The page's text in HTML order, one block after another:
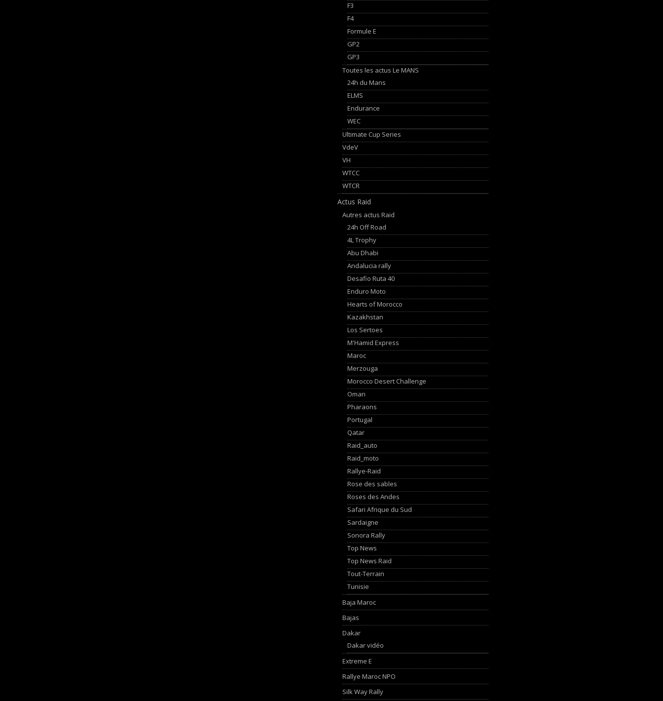
F3
F4
Formule E
GP2
GP3
Toutes les actus Le MANS
24h du Mans
ELMS
Endurance
WEC
Ultimate Cup Series
VdeV
VH
WTCC
WTCR
Actus Raid
Autres actus Raid
24h Off Road
4L Trophy
Abu Dhabi
Andalucia rally
Desafio Ruta 40
Enduro Moto
Hearts of Morocco
Kazakhstan
Los Sertoes
M'Hamid Express
Maroc
Merzouga
Morocco Desert Challenge
Oman
Pharaons
Portugal
Qatar
Raid_auto
Raid_moto
Rallye-Raid
Rose des sables
Roses des Andes
Safari Afrique du Sud
Sardaigne
Sonora Rally
Top News
Top News Raid
Tout-Terrain
Tunisie
Baja Maroc
Bajas
Dakar
Dakar vidéo
Extreme E
Rallye Maroc NPO
Silk Way Rally